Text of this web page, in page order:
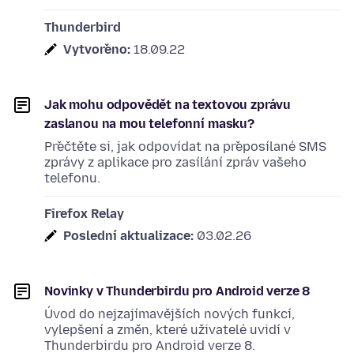
Thunderbird
Vytvořeno: 18.09.22
Jak mohu odpovědět na textovou zprávu
zaslanou na mou telefonní masku?
Přečtěte si, jak odpovídat na přeposílané SMS
zprávy z aplikace pro zasílání zpráv vašeho
telefonu.
Firefox Relay
Poslední aktualizace: 03.02.26
Novinky v Thunderbirdu pro Android verze 8
Úvod do nejzajímavějších nových funkcí,
vylepšení a změn, které uživatelé uvidí v
Thunderbirdu pro Android verze 8.